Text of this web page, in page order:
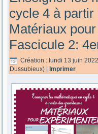
cycle 4 à partir
Matériaux
Fascicule 2:
Création : lundi 13 juin
Dussubieux)
Imprimer